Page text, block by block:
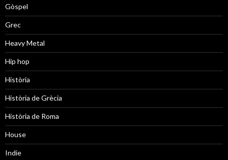
Gòspel
Grec
Heavy Metal
Hip hop
Història
Història de Grècia
Història de Roma
House
Indie